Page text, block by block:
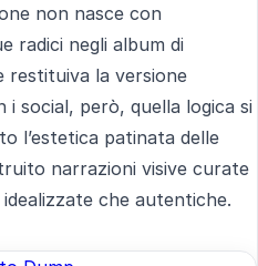
non nasce con
radici negli album di
restituiva la versione
i social, però, quella logica si
l’estetica patinata delle
narrazioni visive curate
che autentiche.